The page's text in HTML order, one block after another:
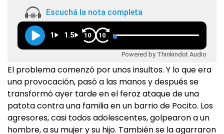
Escuchá la nota completa
1 1.5 10 10
Powered by Thinkindot Audio
El problema comenzó por unos insultos. Y lo que era
una provocación, pasó a las manos y después se
transformó ayer tarde en el feroz ataque de una
patota contra una familia en un barrio de Pocito. Los
agresores, casi todos adolescentes, golpearon a un
hombre, a su mujer y su hijo. También se la agarraron